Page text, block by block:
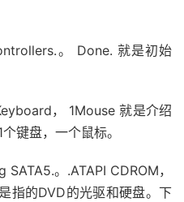
。 Done. 就是初始
， 1Mouse 就是介绍
键盘，一个鼠标。
。.ATAPI CDROM，
指的DVD的光驱和硬盘。下